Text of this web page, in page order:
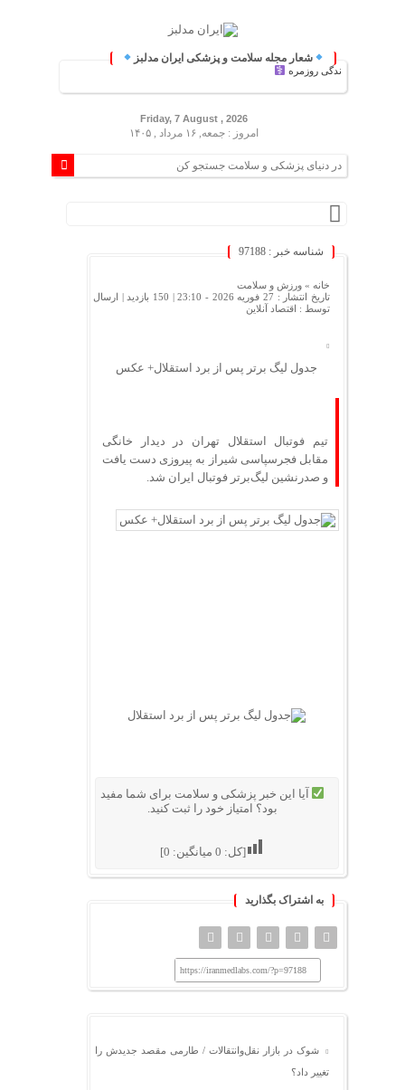
شعار مجله سلامت و پزشکی ایران مدلبز
و زندگی روزمره
Friday, 7 August , 2026
امروز : جمعه, ۱۶ مرداد , ۱۴۰۵
شناسه خبر : 97188
خانه » ورزش و سلامت
تاریخ انتشار : 27 فوریه 2026 - 23:10 |
150 بازدید
| ارسال
توسط : اقتصاد آنلاین
جدول لیگ برتر پس از برد استقلال+ عکس
تیم فوتبال استقلال تهران در دیدار خانگی
مقابل فجرسپاسی شیراز به پیروزی دست یافت
و صدرنشین لیگ‌برتر فوتبال ایران شد.
آیا این خبر پزشکی و سلامت برای شما مفید
بود؟ امتیاز خود را ثبت کنید.
[کل: 0میانگین: 0
]
به اشتراک بگذارید
https://iranmedlabs.com/?p=97188
شوک در بازار نقل‌وانتقالات / طارمی مقصد جدیدش را
تغییر داد؟